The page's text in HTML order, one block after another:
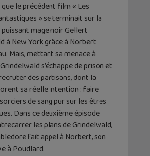
le précédent film « Les
» se terminait sur la
mage noir Gellert
à New York grâce à Norbert
Mais, mettant sa menace à
s’échappe de prison et
des partisans, dont la
sa réelle intention : faire
de sang pur sur les êtres
Dans ce deuxième épisode,
les plans de Grindelwald,
fait appel à Norbert, son
à Poudlard.